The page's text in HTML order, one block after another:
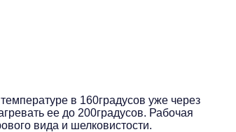
в 160градусов уже через
ее до 200градусов. Рабочая
вида и шелковистости.